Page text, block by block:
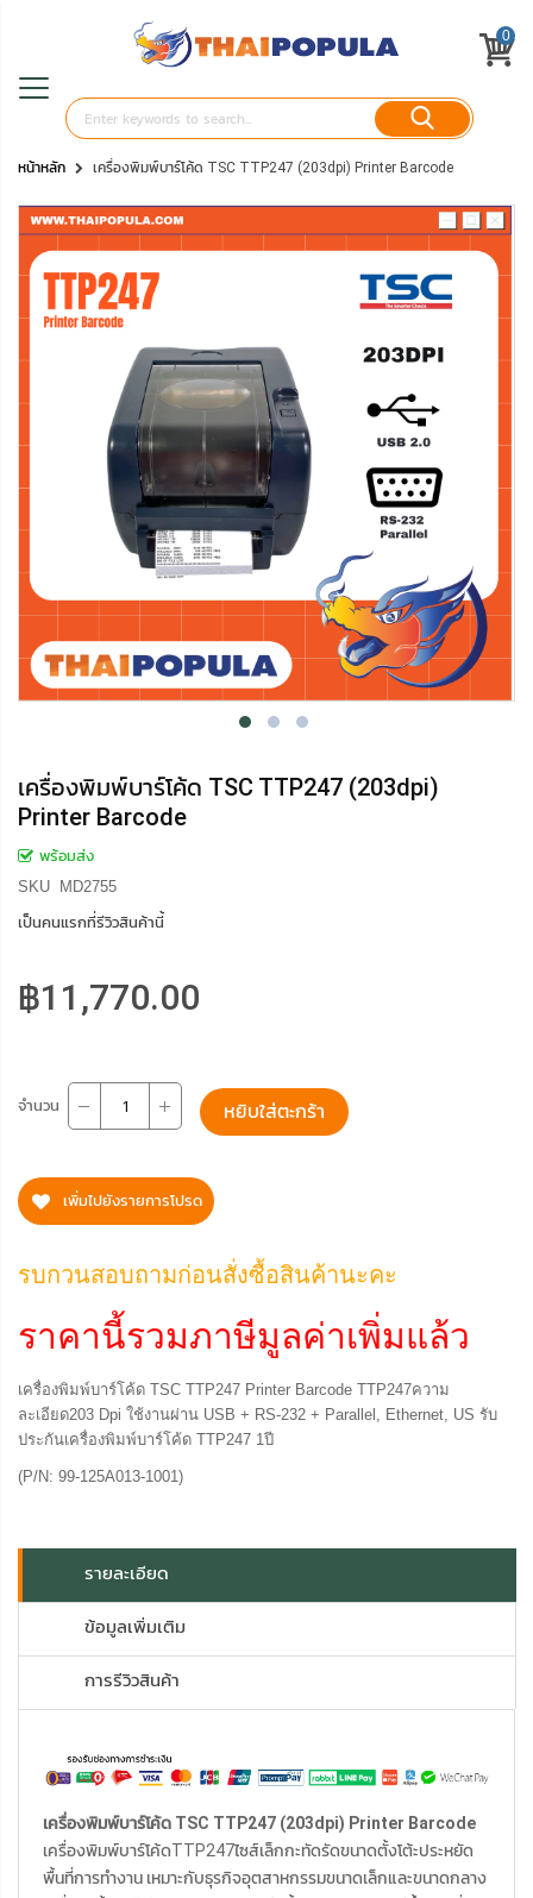
0
หน้าหลัก เครื่องพิมพ์บาร์โค้ด TSC TTP247 (203dpi) Printer Barcode
เครื่องพิมพ์บาร์โค้ด TSC TTP247 (203dpi)
Printer Barcode
พร้อมส่ง
SKU
MD2755
เป็นคนแรกที่รีวิวสินค้านี้
฿11,770.00
จำนวน หยิบใส่ตะกร้า
เพิ่มไปยังรายการโปรด
รบกวนสอบถามก่อนสั่งซื้อสินค้านะคะ
ราคานี้รวมภาษีมูลค่าเพิ่มแล้ว
เครื่องพิมพ์บาร์โค้ด TSC TTP247 Printer Barcode TTP247ความ
ละเอียด203 Dpi ใช้งานผ่าน USB + RS-232 + Parallel, Ethernet, US รับ
ประกันเครื่องพิมพ์บาร์โค้ด TTP247 1ปี
(P/N: 99-125A013-1001)
รายละเอียด
ข้อมูลเพิ่มเติม
การรีวิวสินค้า
เครื่องพิมพ์บาร์โค้ด TSC TTP247 (203dpi) Printer Barcode
เครื่องพิมพ์บาร์โค้ดTTP247ไซส์เล็กกะทัดรัดขนาดตั้งโต้ะประหยัด
พื้นที่การทำงาน เหมาะกับธุรกิจอุตสาหกรรมขนาดเล็กและขนาดกลาง